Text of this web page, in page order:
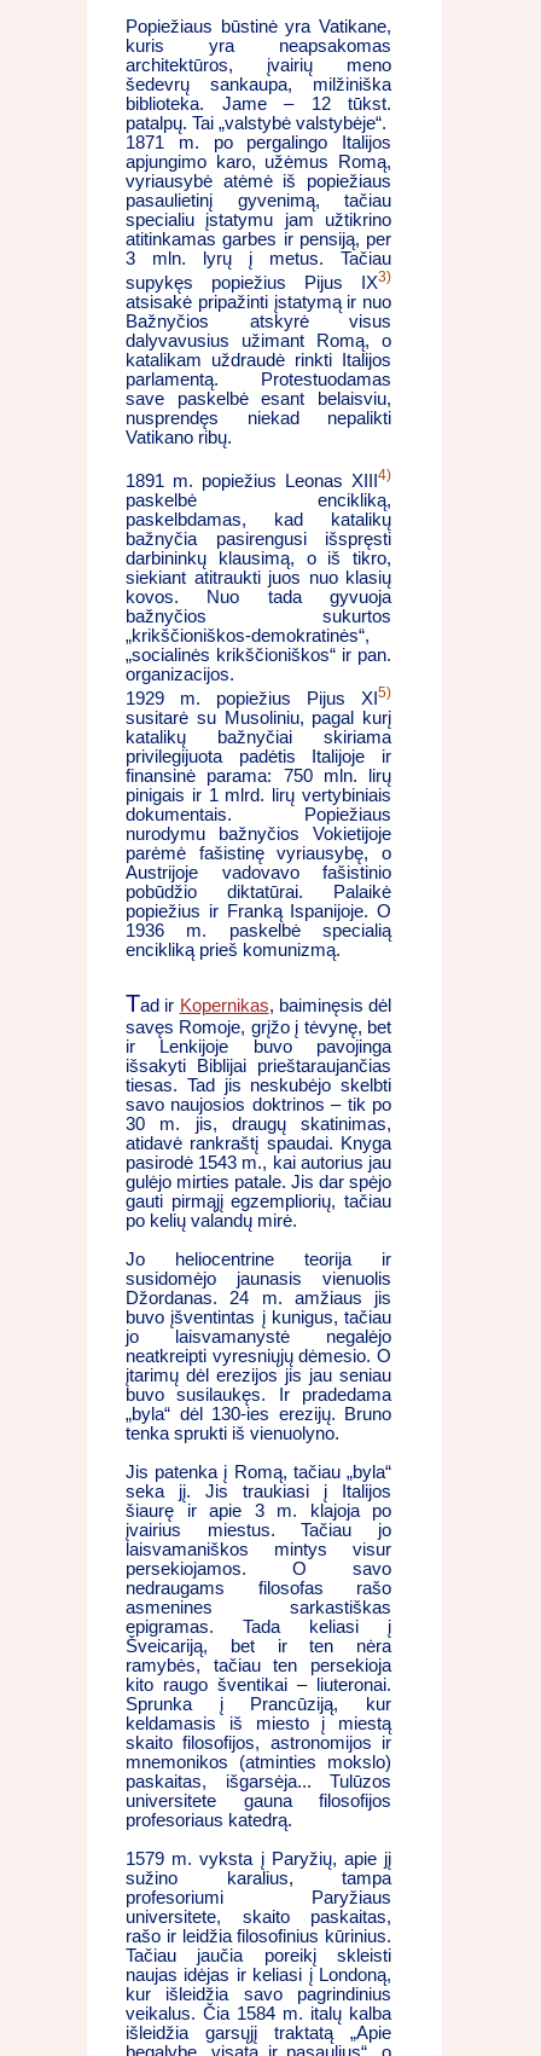
Popiežiaus būstinė yra Vatikane,
kuris yra neapsakomas
architektūros, įvairių meno
šedevrų sankaupa, milžiniška
biblioteka. Jame – 12 tūkst.
patalpų. Tai „valstybė valstybėje“.
1871 m. po pergalingo Italijos
apjungimo karo, užėmus Romą,
vyriausybė atėmė iš popiežiaus
pasaulietinį gyvenimą, tačiau
specialiu įstatymu jam užtikrino
atitinkamas garbes ir pensiją, per
3 mln. lyrų į metus. Tačiau
supykęs popiežius Pijus IX3)
atsisakė pripažinti įstatymą ir nuo
Bažnyčios atskyrė visus
dalyvavusius užimant Romą, o
katalikam uždraudė rinkti Italijos
parlamentą. Protestuodamas
save paskelbė esant belaisviu,
nusprendęs niekad nepalikti
Vatikano ribų.
1891 m. popiežius Leonas XIII 4)
paskelbė encikliką,
paskelbdamas, kad katalikų
bažnyčia pasirengusi išspręsti
darbininkų klausimą, o iš tikro,
siekiant atitraukti juos nuo klasių
kovos. Nuo tada gyvuoja
bažnyčios sukurtos
„krikščioniškos-demokratinės“,
„socialinės krikščioniškos“ ir pan.
organizacijos.
1929 m. popiežius Pijus XI 5)
susitarė su Musoliniu, pagal kurį
katalikų bažnyčiai skiriama
privilegijuota padėtis Italijoje ir
finansinė parama: 750 mln. lirų
pinigais ir 1 mlrd. lirų vertybiniais
dokumentais. Popiežiaus
nurodymu bažnyčios Vokietijoje
parėmė fašistinę vyriausybę, o
Austrijoje vadovavo fašistinio
pobūdžio diktatūrai. Palaikė
popiežius ir Franką Ispanijoje. O
1936 m. paskelbė specialią
encikliką prieš komunizmą.
Tad ir Kopernikas, baiminęsis dėl
savęs Romoje, grįžo į tėvynę, bet
ir Lenkijoje buvo pavojinga
išsakyti Biblijai prieštaraujančias
tiesas. Tad jis neskubėjo skelbti
savo naujosios doktrinos – tik po
30 m. jis, draugų skatinimas,
atidavė rankraštį spaudai. Knyga
pasirodė 1543 m., kai autorius jau
gulėjo mirties patale. Jis dar spėjo
gauti pirmąjį egzempliorių, tačiau
po kelių valandų mirė.
Jo heliocentrine teorija ir
susidomėjo jaunasis vienuolis
Džordanas. 24 m. amžiaus jis
buvo įšventintas į kunigus, tačiau
jo laisvamanystė negalėjo
neatkreipti vyresniųjų dėmesio. O
įtarimų dėl erezijos jis jau seniau
buvo susilaukęs. Ir pradedama
„byla“ dėl 130-ies erezijų. Bruno
tenka sprukti iš vienuolyno.
Jis patenka į Romą, tačiau „byla“
seka jį. Jis traukiasi į Italijos
šiaurę ir apie 3 m. klajoja po
įvairius miestus. Tačiau jo
laisvamaniškos mintys visur
persekiojamos. O savo
nedraugams filosofas rašo
asmenines sarkastiškas
epigramas. Tada keliasi į
Šveicariją, bet ir ten nėra
ramybės, tačiau ten persekioja
kito raugo šventikai – liuteronai.
Sprunka į Prancūziją, kur
keldamasis iš miesto į miestą
skaito filosofijos, astronomijos ir
mnemonikos (atminties mokslo)
paskaitas, išgarsėja... Tulūzos
universitete gauna filosofijos
profesoriaus katedrą.
1579 m. vyksta į Paryžių, apie jį
sužino karalius, tampa
profesoriumi Paryžiaus
universitete, skaito paskaitas,
rašo ir leidžia filosofinius kūrinius.
Tačiau jaučia poreikį skleisti
naujas idėjas ir keliasi į Londoną,
kur išleidžia savo pagrindinius
veikalus. Čia 1584 m. italų kalba
išleidžia garsųjį traktatą „Apie